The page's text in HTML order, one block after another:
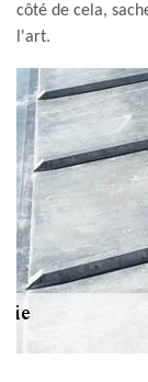
côté de cela,
l'art.